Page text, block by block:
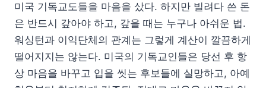
미국 기독교도들을 마음을 샀다. 하지만 빌려다 쓴 돈
은 반드시 갚아야 하고, 갚을 때는 누구나 아쉬운 법.
워싱턴과 이익단체의 관계는 그렇게 계산이 깔끔하게
떨어지지는 않는다. 미국의 기독교인들은 당선 후 항
상 마음을 바꾸고 입을 씻는 후보들에 실망하고, 아예